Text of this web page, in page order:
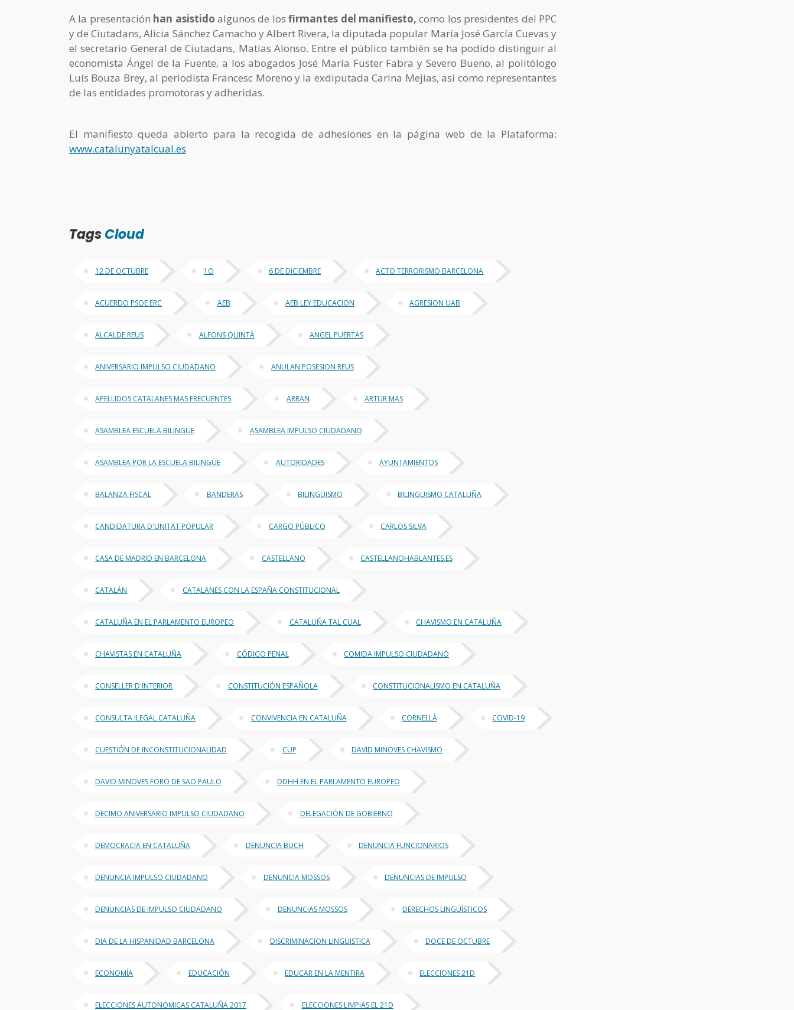
A la presentación han asistidoalgunos de losfirmantes del manifiesto, como los presidentes del PPC
y de Ciutadans, Alicia Sánchez Camacho y Albert Rivera, la diputada popular María José García Cuevas y
el secretario General de Ciutadans, Matías Alonso. Entre el público también se ha podido distinguir al
economista Ángel de la Fuente, a los abogados José María Fuster Fabra y Severo Bueno, al politólogo
Luís Bouza Brey, al periodista Francesc Moreno y la exdiputada Carina Mejias, así como representantes
de las entidades promotoras y adheridas.
El manifiesto queda abierto para la recogida de adhesiones en la página web de la Plataforma:
www.catalunyatalcual.es
TagsCloud
12 DE OCTUBRE 1O 6 DE DICIEMBRE ACTO TERRORISMO BARCELONA
ACUERDO PSOE ERC AEB AEB LEY EDUCACION AGRESION UAB
ALCALDE REUS ALFONS QUINTÀ ANGEL PUERTAS
ANIVERSARIO IMPULSO CIUDADANO ANULAN POSESION REUS
APELLIDOS CATALANES MAS FRECUENTES ARRAN ARTUR MAS
ASAMBLEA ESCUELA BILINGUE ASAMBLEA IMPULSO CIUDADANO
ASAMBLEA POR LA ESCUELA BILINGÜE AUTORIDADES AYUNTAMIENTOS
BALANZA FISCAL BANDERAS BILINGÜISMO BILINGUISMO CATALUÑA
CANDIDATURA D'UNITAT POPULAR CARGO PÚBLICO CARLOS SILVA
CASA DE MADRID EN BARCELONA CASTELLANO CASTELLANOHABLANTES.ES
CATALÁN CATALANES CON LA ESPAÑA CONSTITUCIONAL
CATALUÑA EN EL PARLAMENTO EUROPEO CATALUÑA TAL CUAL CHAVISMO EN CATALUÑA
CHAVISTAS EN CATALUÑA CÓDIGO PENAL COMIDA IMPULSO CIUDADANO
CONSELLER D'INTERIOR CONSTITUCIÓN ESPAÑOLA CONSTITUCIONALISMO EN CATALUÑA
CONSULTA ILEGAL CATALUÑA CONVIVENCIA EN CATALUÑA CORNELLÀ COVID-19
CUESTIÓN DE INCONSTITUCIONALIDAD CUP DAVID MINOVES CHAVISMO
DAVID MINOVES FORO DE SAO PAULO DDHH EN EL PARLAMENTO EUROPEO
DECIMO ANIVERSARIO IMPULSO CIUDADANO DELEGACIÓN DE GOBIERNO
DEMOCRACIA EN CATALUÑA DENUNCIA BUCH DENUNCIA FUNCIONARIOS
DENUNCIA IMPULSO CIUDADANO DENUNCIA MOSSOS DENUNCIAS DE IMPULSO
DENUNCIAS DE IMPULSO CIUDADANO DENUNCIAS MOSSOS DERECHOS LINGÜÍSTICOS
DIA DE LA HISPANIDAD BARCELONA DISCRIMINACION LINGÜISTICA DOCE DE OCTUBRE
ECONOMÍA EDUCACIÓN EDUCAR EN LA MENTIRA ELECCIONES 21D
ELECCIONES AUTONOMICAS CATALUÑA 2017 ELECCIONES LIMPIAS EL 21D